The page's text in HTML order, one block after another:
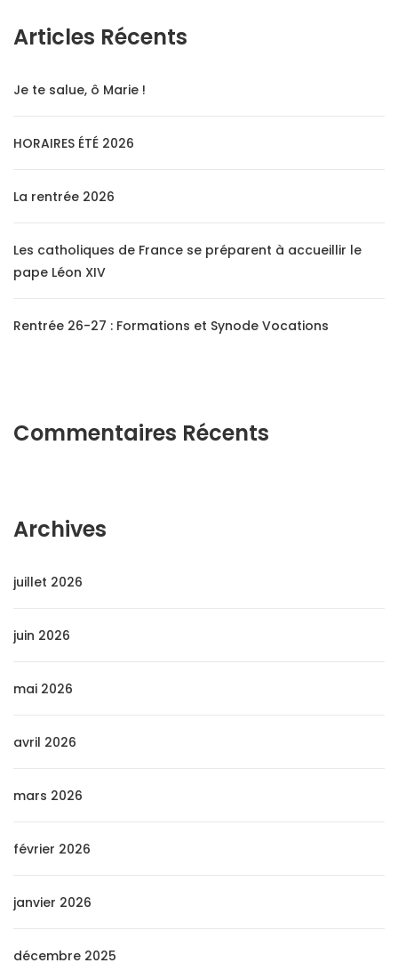
Articles Récents
Je te salue, ô Marie !
HORAIRES ÉTÉ 2026
La rentrée 2026
Les catholiques de France se préparent à accueillir le
pape Léon XIV
Rentrée 26-27 : Formations et Synode Vocations
Commentaires Récents
Archives
juillet 2026
juin 2026
mai 2026
avril 2026
mars 2026
février 2026
janvier 2026
décembre 2025